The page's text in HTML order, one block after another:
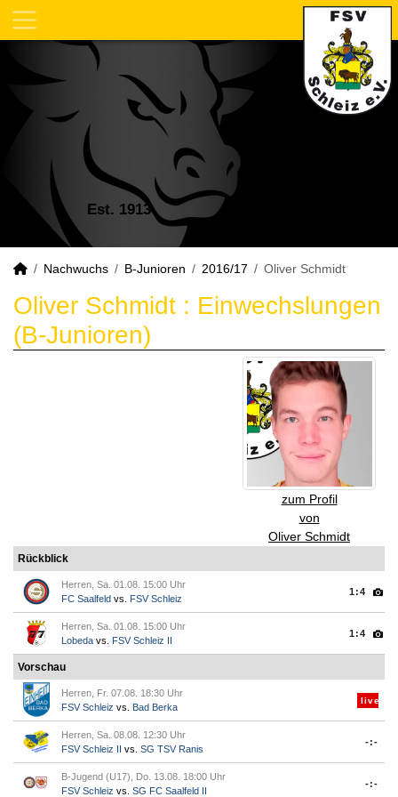
Est. 1913
Nachwuchs B-Junioren 2016/17 Oliver Schmidt
Oliver Schmidt : Einwechslungen
(B-Junioren)
zum Profil
von
Oliver Schmidt
Rückblick
Herren, Sa. 01.08. 15:00 Uhr
FC Saalfeld vs. FSV Schleiz
1:4
Herren, Sa. 01.08. 15:00 Uhr
Lobeda vs. FSV Schleiz II
1:4
Vorschau
Herren, Fr. 07.08. 18:30 Uhr
FSV Schleiz vs. Bad Berka
live
Herren, Sa. 08.08. 12:30 Uhr
FSV Schleiz II vs. SG TSV Ranis
-:-
B-Jugend (U17), Do. 13.08. 18:00 Uhr
FSV Schleiz vs. SG FC Saalfeld II
-:-